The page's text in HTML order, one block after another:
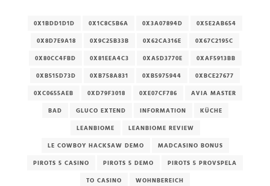
0X1BDD1D1D 0X1C8C5B6A 0X3A07894D
0X5E2AB654
0X8D7E9A18
0X9C25B33B 0X62CA316E
0X67C2195C
0X80CC4FBD
0X81EEA4C3 0XA5D3770E
0XAF5913BB
0XB515D73D
0XB758A831 0XB5975944
0XBCE27677
0XC0655AEB
0XD79F3018 0XE07CF786
AVIA MASTER
BAD
GLUCO EXTEND INFORMATION
KÜCHE
LEANBIOME
LEANBIOME REVIEW
LE COWBOY HACKSAW DEMO
MADCASINO BONUS
PIROTS 5 CASINO
PIROTS 5 DEMO
PIROTS 5 PROVSPELA
TO CASINO
WOHNBEREICH